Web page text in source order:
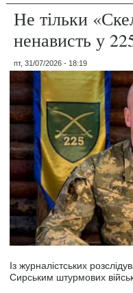
Не тільки
ненависть у
пт, 31/07/2026 - 18:19
Із журналістських
Сирським штурмових